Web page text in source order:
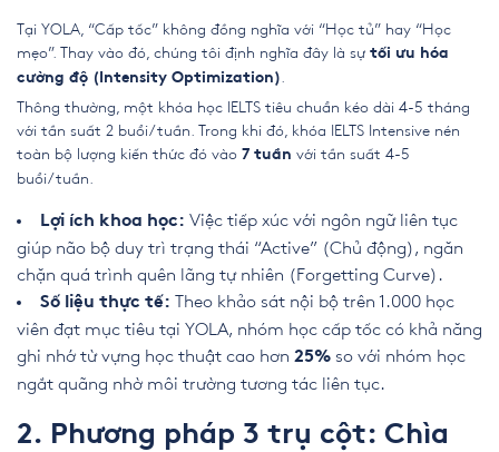
Tại YOLA, “Cấp tốc” không đồng nghĩa với “Học tủ” hay “Học
mẹo”. Thay vào đó, chúng tôi định nghĩa đây là sự tối ưu hóa
cường độ (Intensity Optimization)
Thông thường, một khóa học IELTS tiêu chuẩn kéo dài 4-5 tháng
với tần suất 2 buổi/tuần. Trong khi đó, khóa IELTS Intensive nén
toàn bộ lượng kiến thức đó vào 7 tuần với tần suất 4-5
buổi/tuần.
Lợi ích khoa học: Việc tiếp xúc với ngôn ngữ liên tục
giúp não bộ duy trì trạng thái “Active” (Chủ động), ngăn
chặn quá trình quên lãng tự nhiên (Forgetting Curve).
Số liệu thực tế: Theo khảo sát nội bộ trên 1.000 học
viên đạt mục tiêu tại YOLA, nhóm học cấp tốc có khả năng
ghi nhớ từ vựng học thuật cao hơn 25% so với nhóm học
ngắt quãng nhờ môi trường tương tác liên tục.
2. Phương pháp 3 trụ cột: Chìa